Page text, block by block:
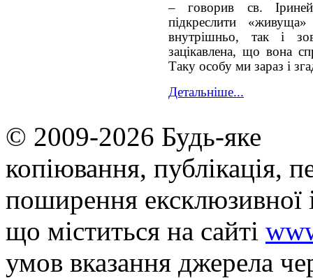
– говорив св.
підкреслити
внутрішньо, так і
зацікавлена, що вона
Таку особу ми зараз і
Детальніше...
© 2009-2026 Будь-яке
копiювання, публiкацiя,
поширення
що мiститься на сайті
умов вказання джерела